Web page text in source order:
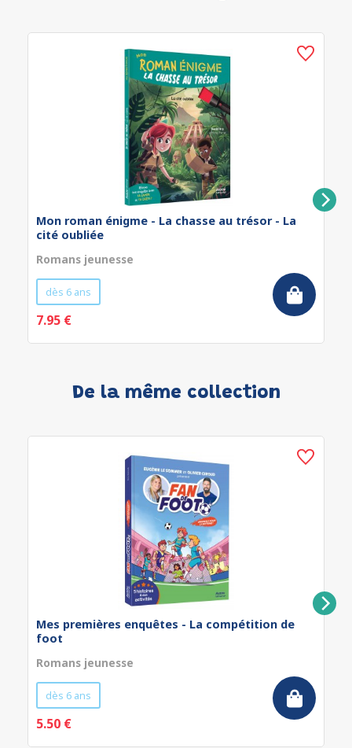
Mon roman énigme - La chasse au trésor - La
cité oubliée
Romans jeunesse
dès 6 ans
7.95 €
De la même collection
Mes premières enquêtes - La compétition de
foot
Romans jeunesse
dès 6 ans
5.50 €